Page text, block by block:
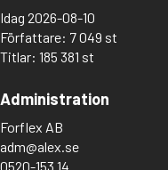
Idag 2026-08-10
Författare: 7 049 st
Titlar: 185 381 st
Administration
Forflex AB
adm@alex.se
0520-153 14